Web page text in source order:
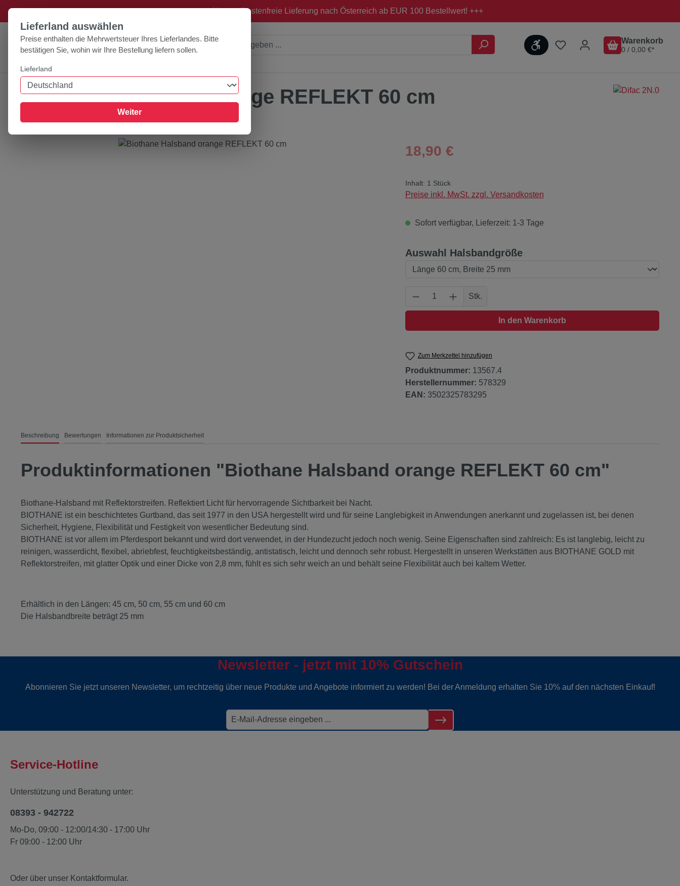
Hauptinhalt springen
Zur Suche springen +++ Versandkostenfreie Lieferung nach Österreich ab EUR 100 Bestellwert! +++
Werkzeugleiste anzeigen
Du hast 0 Produkte auf dem
Warenkorb
0 / 0,00 €*
Home Zubehör Halsbänder
Biothane Halsband orange REFLEKT 60 cm
Regulärer Preis:
18,90 €
Inhalt: 1 Stück
Preise inkl. MwSt. zzgl. Versandkosten
Sofort verfügbar, Lieferzeit: 1-3 Tage
Auswahl Halsbandgrößeauswählen
Produkt Anzahl: Gib den gewünschten Wert ein
Stk.
In den Warenkorb
Zum Merkzettel hinzufügen
Produktnummer: 13567.4
Herstellernummer: 578329
EAN: 3502325783295
Beschreibung Bewertungen Informationen zur Produktsicherheit
Produktinformationen "Biothane Halsband orange REFLEKT 60 cm"
Biothane-Halsband mit Reflektorstreifen. Reflektiert Licht für hervorragende Sichtbarkeit bei Nacht.
BIOTHANE ist ein beschichtetes Gurtband, das seit 1977 in den USA hergestellt wird und für seine Langlebigkeit in Anwendungen anerkannt und zugelassen ist, bei denen
Sicherheit, Hygiene, Flexibilität und Festigkeit von wesentlicher Bedeutung sind.
BIOTHANE ist vor allem im Pferdesport bekannt und wird dort verwendet, in der Hundezucht jedoch noch wenig. Seine Eigenschaften sind zahlreich: Es ist langlebig, leicht zu
reinigen, wasserdicht, flexibel, abriebfest, feuchtigkeitsbeständig, antistatisch, leicht und dennoch sehr robust. Hergestellt in unseren Werkstätten aus BIOTHANE GOLD mit
Reflektorstreifen, mit glatter Optik und einer Dicke von 2,8 mm, fühlt es sich sehr weich an und behält seine Flexibilität auch bei kaltem Wetter.
Erhältlich in den Längen: 45 cm, 50 cm, 55 cm und 60 cm
Die Halsbandbreite beträgt 25 mm
Newsletter - jetzt mit 10% Gutschein
Abonnieren Sie jetzt unseren Newsletter, um rechtzeitig über neue Produkte und Angebote informiert zu werden! Bei der Anmeldung erhalten Sie 10% auf den nächsten Einkauf!
Service-Hotline
Unterstützung und Beratung unter:
08393 - 942722
Mo-Do, 09:00 - 12:00/14:30 - 17:00 Uhr
Fr 09:00 - 12:00 Uhr
Oder über unser Kontaktformular.
Lieferland auswählen
Preise enthalten die Mehrwertsteuer Ihres Lieferlandes. Bitte
bestätigen Sie, wohin wir Ihre Bestellung liefern sollen.
Lieferland
Weiter